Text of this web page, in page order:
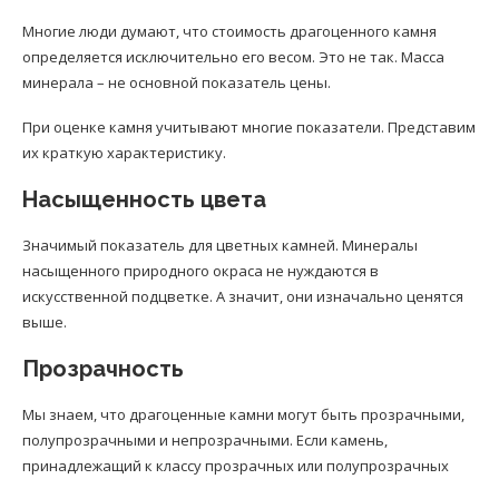
Многие люди думают, что стоимость драгоценного камня
определяется исключительно его весом. Это не так. Масса
минерала – не основной показатель цены.
При оценке камня учитывают многие показатели. Представим
их краткую характеристику.
Насыщенность цвета
Значимый показатель для цветных камней. Минералы
насыщенного природного окраса не нуждаются в
искусственной подцветке. А значит, они изначально ценятся
выше.
Прозрачность
Мы знаем, что драгоценные камни могут быть прозрачными,
полупрозрачными и непрозрачными. Если камень,
принадлежащий к классу прозрачных или полупрозрачных